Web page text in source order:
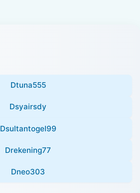
Dtuna555
Dsyairsdy
Dsultantogel99
Drekening77
Dneo303